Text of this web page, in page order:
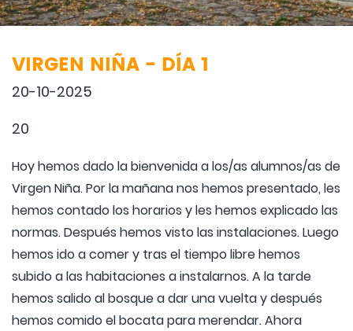
VIRGEN NIÑA - DÍA 1
20-10-2025
20
Hoy hemos dado la bienvenida a los/as alumnos/as de
Virgen Niña. Por la mañana nos hemos presentado, les
hemos contado los horarios y les hemos explicado las
normas. Después hemos visto las instalaciones. Luego
hemos ido a comer y tras el tiempo libre hemos
subido a las habitaciones a instalarnos. A la tarde
hemos salido al bosque a dar una vuelta y después
hemos comido el bocata para merendar. Ahora